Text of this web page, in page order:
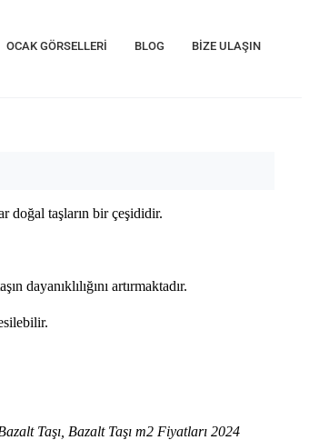
OCAK GÖRSELLERİ BLOG BİZE ULAŞIN
doğal taşların bir çeşididir.
dayanıklılığını artırmaktadır.
Taşı, Bazalt Taşı m2 Fiyatları 2024